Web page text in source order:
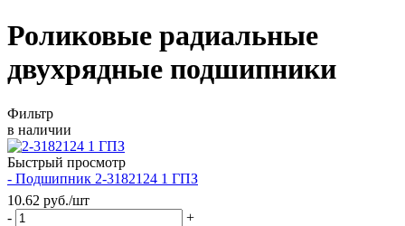
Роликовые радиальные
двухрядные подшипники
Фильтр
в наличии
Быстрый просмотр
- Подшипник 2-3182124 1 ГПЗ
10.62 руб./шт
-
+